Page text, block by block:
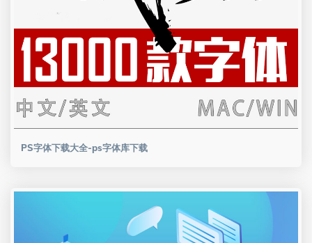
PS字体下载大全-ps字体库下载